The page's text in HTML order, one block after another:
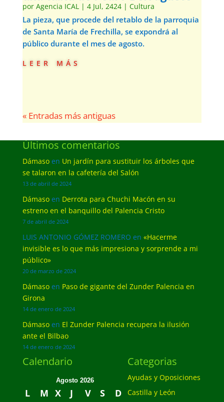
por Agencia ICAL| 4 Jul, 2424| Cultura
La pieza, que procede del retablo de la parroquia
de Santa María de Frechilla, se expondrá al
público durante el mes de agosto.
leer más
« Entradas más antiguas
Últimos comentarios
Dámasoen Un jardín para sustituir los árboles que
se talaron en la cafetería del Salón
13 de abril de 2024
Dámasoen Derrota para Chuchi Macón en su
estreno en el banquillo del Palencia Cristo
7 de abril de 2024
LUIS ANTONIO GÓMEZ ROMERO en «Hacerme
invisible es lo que más impresiona y sorprende a mi
público»
20 de marzo de 2024
Dámasoen Paso de gigante del Zunder Palencia en
Girona
14 de enero de 2024
Dámasoen El Zunder Palencia recupera la ilusión
ante el Bilbao
14 de enero de 2024
Calendario
Agosto 2026
L M X J V S
D
Categorias
Ayudas y Oposiciones
Castilla y León